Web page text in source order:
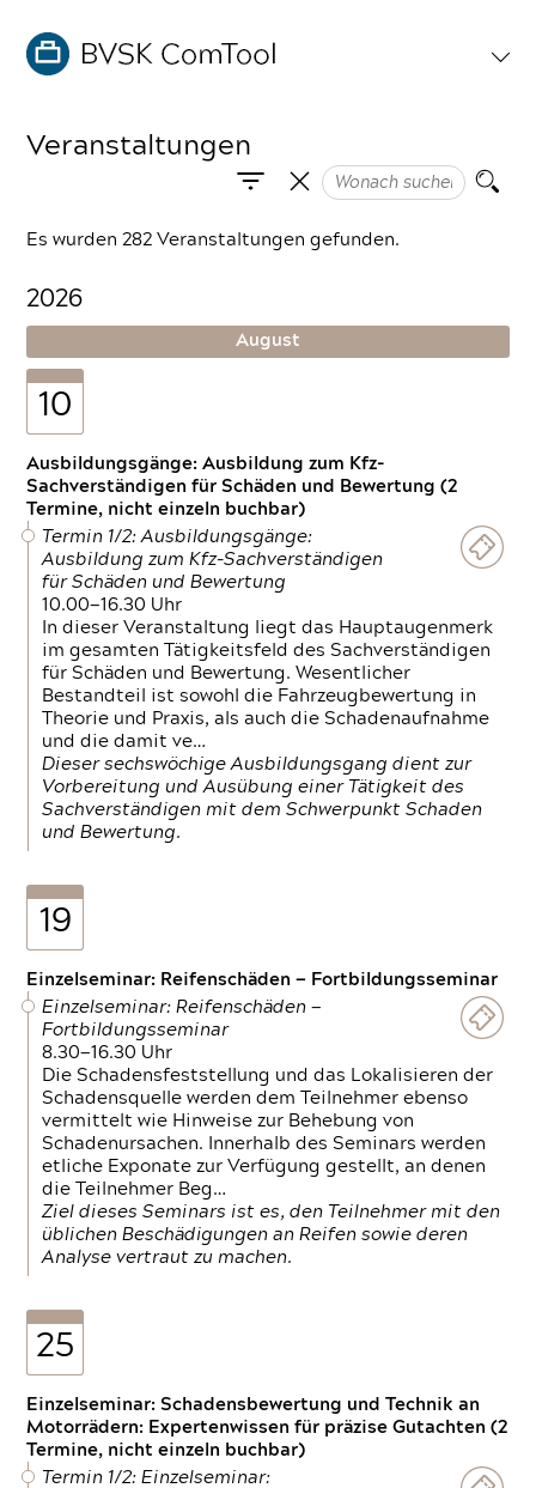
Veranstaltungen
Es wurden 282 Veranstaltungen gefunden.
2026
August
10
Ausbildungsgänge: Ausbildung zum Kfz-
Sachverständigen für Schäden und Bewertung (2
Termine, nicht einzeln buchbar)
Termin 1/2: Ausbildungsgänge:
Ausbildung zum Kfz-Sachverständigen
für Schäden und Bewertung
10.00—16.30 Uhr
In dieser Veranstaltung liegt das Hauptaugenmerk
im gesamten Tätigkeitsfeld des Sachverständigen
für Schäden und Bewertung. Wesentlicher
Bestandteil ist sowohl die Fahrzeugbewertung in
Theorie und Praxis, als auch die Schadenaufnahme
und die damit ve…
Dieser sechswöchige Ausbildungsgang dient zur
Vorbereitung und Ausübung einer Tätigkeit des
Sachverständigen mit dem Schwerpunkt Schaden
und Bewertung.
19
Einzelseminar: Reifenschäden — Fortbildungsseminar
Einzelseminar: Reifenschäden —
Fortbildungsseminar
8.30—16.30 Uhr
Die Schadensfeststellung und das Lokalisieren der
Schadensquelle werden dem Teilnehmer ebenso
vermittelt wie Hinweise zur Behebung von
Schadenursachen. Innerhalb des Seminars werden
etliche Exponate zur Verfügung gestellt, an denen
die Teilnehmer Beg…
Ziel dieses Seminars ist es, den Teilnehmer mit den
üblichen Beschädigungen an Reifen sowie deren
Analyse vertraut zu machen.
25
Einzelseminar: Schadensbewertung und Technik an
Motorrädern: Expertenwissen für präzise Gutachten (2
Termine, nicht einzeln buchbar)
Termin 1/2: Einzelseminar: